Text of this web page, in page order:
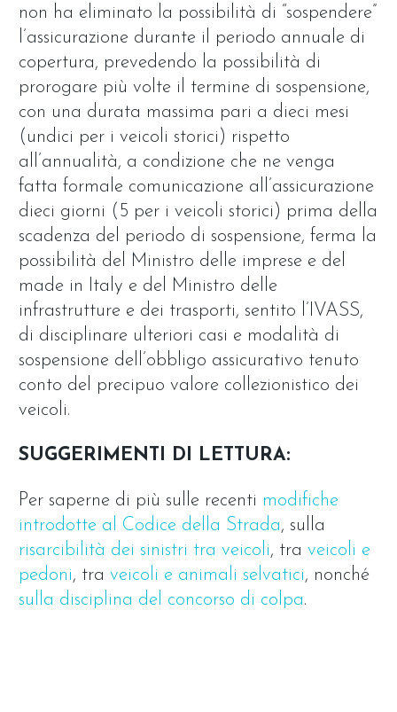
non ha eliminato la possibilità di “sospendere”
l’assicurazione durante il periodo annuale di
copertura, prevedendo la possibilità di
prorogare più volte il termine di sospensione,
con una durata massima pari a dieci mesi
(undici per i veicoli storici) rispetto
all’annualità, a condizione che ne venga
fatta formale comunicazione all’assicurazione
dieci giorni (5 per i veicoli storici) prima della
scadenza del periodo di sospensione, ferma la
possibilità del Ministro delle imprese e del
made in Italy e del Ministro delle
infrastrutture e dei trasporti, sentito l’IVASS,
di disciplinare ulteriori casi e modalità di
sospensione dell’obbligo assicurativo tenuto
conto del precipuo valore collezionistico dei
veicoli.
SUGGERIMENTI DI LETTURA:
Per saperne di più sulle recenti modifiche
introdotte al Codice della Strada, sulla
risarcibilità dei sinistri tra veicoli, tra veicoli e
pedoni, tra veicoli e animali selvatici, nonché
sulla disciplina del concorso di colpa.